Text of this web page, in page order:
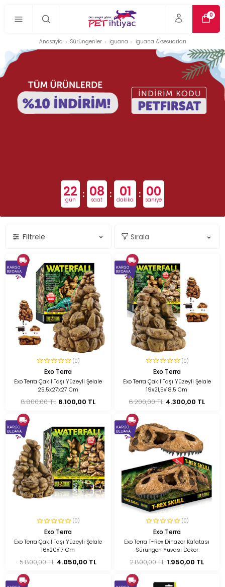
0
Anasayfa Sürüngenler İguana İguana Aksesuarları
22
gün : 08
saat : 01
dakika : 00
saniye
Filtrele
(0)
Exo Terra
Exo Terra Çakıl Taşı Yüzeyli Şelale
25,5x27x27 Cm
8.800,00 TL 6.100,00 TL
(0)
Exo Terra
Exo Terra Çakıl Taşı Yüzeyli Şelale
19x21,5x18,5 Cm
6.200,00 TL 4.300,00 TL
(0)
Exo Terra
Exo Terra Çakıl Taşı Yüzeyli Şelale
16x20x17 Cm
5.800,00 TL 4.050,00 TL
(0)
Exo Terra
Exo Terra T-Rex Dinazor Kafatası
Sürüngen Yuvası Dekor
2.800,00 TL 1.950,00 TL